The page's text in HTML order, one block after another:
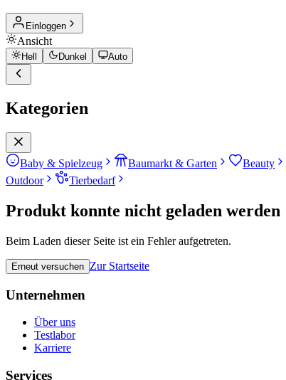
Einloggen
Ansicht
Hell Dunkel Auto
Kategorien
Baby & Spielzeug Baumarkt & Garten Beauty
Outdoor
Tierbedarf
Produkt konnte nicht geladen werden
Beim Laden dieser Seite ist ein Fehler aufgetreten.
Erneut versuchen Zur Startseite
Unternehmen
Über uns
Testlabor
Karriere
Services